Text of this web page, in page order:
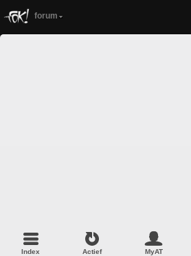
forum
Index Actief MyAT